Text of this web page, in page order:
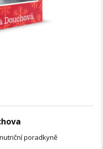
poradkyně